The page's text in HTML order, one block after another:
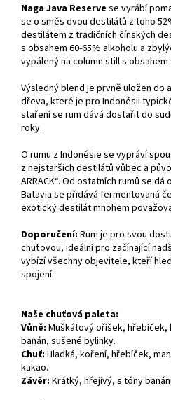
Naga Java Reserve se vyrábí
se o směs dvou destilátů z toho
destilátem z tradičních čínských
s obsahem 60-65% alkoholu a
vypálený na column still s obsahem
Výsledný blend je prvně uložen do
dřeva, které je pro Indonésii
staření se rum dává dostařit do
roky.
O rumu z Indonésie se vypráví
z nejstarších destilátů vůbec a
ARRACK“. Od ostatních rumů se
Batavia se přidává fermentovaná
exotický destilát mnohem
Doporučení: Rum je pro svou
chuťovou, ideální pro začínající
vybízí všechny objevitele, kteří
spojení.
Naše chuťová paleta:
Vůně: Muškátový oříšek, hřebíček,
banán, sušené bylinky.
Chuť: Hladká, koření, hřebíček,
kakao.
Závěr: Krátký, hřejivý, s tóny